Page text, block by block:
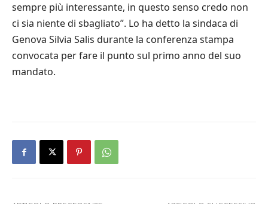
sempre più interessante, in questo senso credo non
ci sia niente di sbagliato”. Lo ha detto la sindaca di
Genova Silvia Salis durante la conferenza stampa
convocata per fare il punto sul primo anno del suo
mandato.